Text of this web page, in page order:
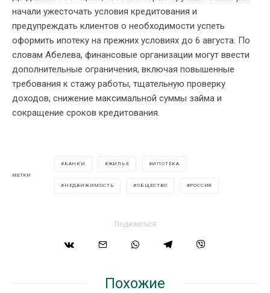
начали ужесточать условия кредитования и
предупреждать клиентов о необходимости успеть
оформить ипотеку на прежних условиях до 6 августа. По
словам Абелева, финансовые организации могут ввести
дополнительные ограничения, включая повышенные
требования к стажу работы, тщательную проверку
доходов, снижение максимальной суммы займа и
сокращение сроков кредитования.
МЕТКИ
БАНКИ ЖИЛЬЕ ИПОТЕКА
НЕДВИЖИМОСТЬ ОБЩЕСТВО РОССИЯ
Поделиться
Похожие